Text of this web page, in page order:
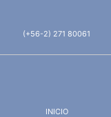
(+56-2) 271 80061
INICIO